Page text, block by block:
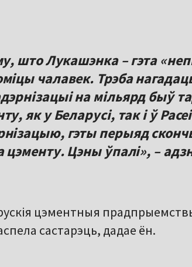
што Лукашэнка – гэта
чалавек. Трэба
на мільярд быў
як у Беларусі, так і ў
гэты перыяд
цэменту. Цэны ўпалі», –
цэментныя
састарэць, дадае ён.